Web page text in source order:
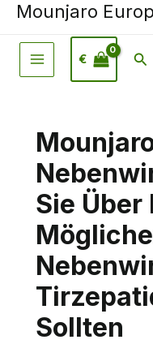
Mounjaro
€
Sie Über
Sollten